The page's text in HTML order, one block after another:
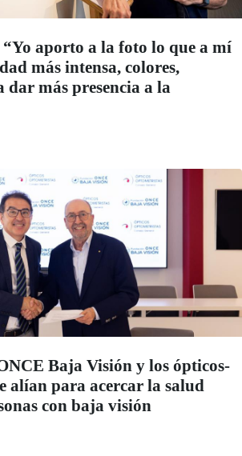
aporto a la foto lo que a mí
más intensa, colores,
dar más presencia a la
Baja Visión y los ópticos-
alían para acercar la salud
con baja visión